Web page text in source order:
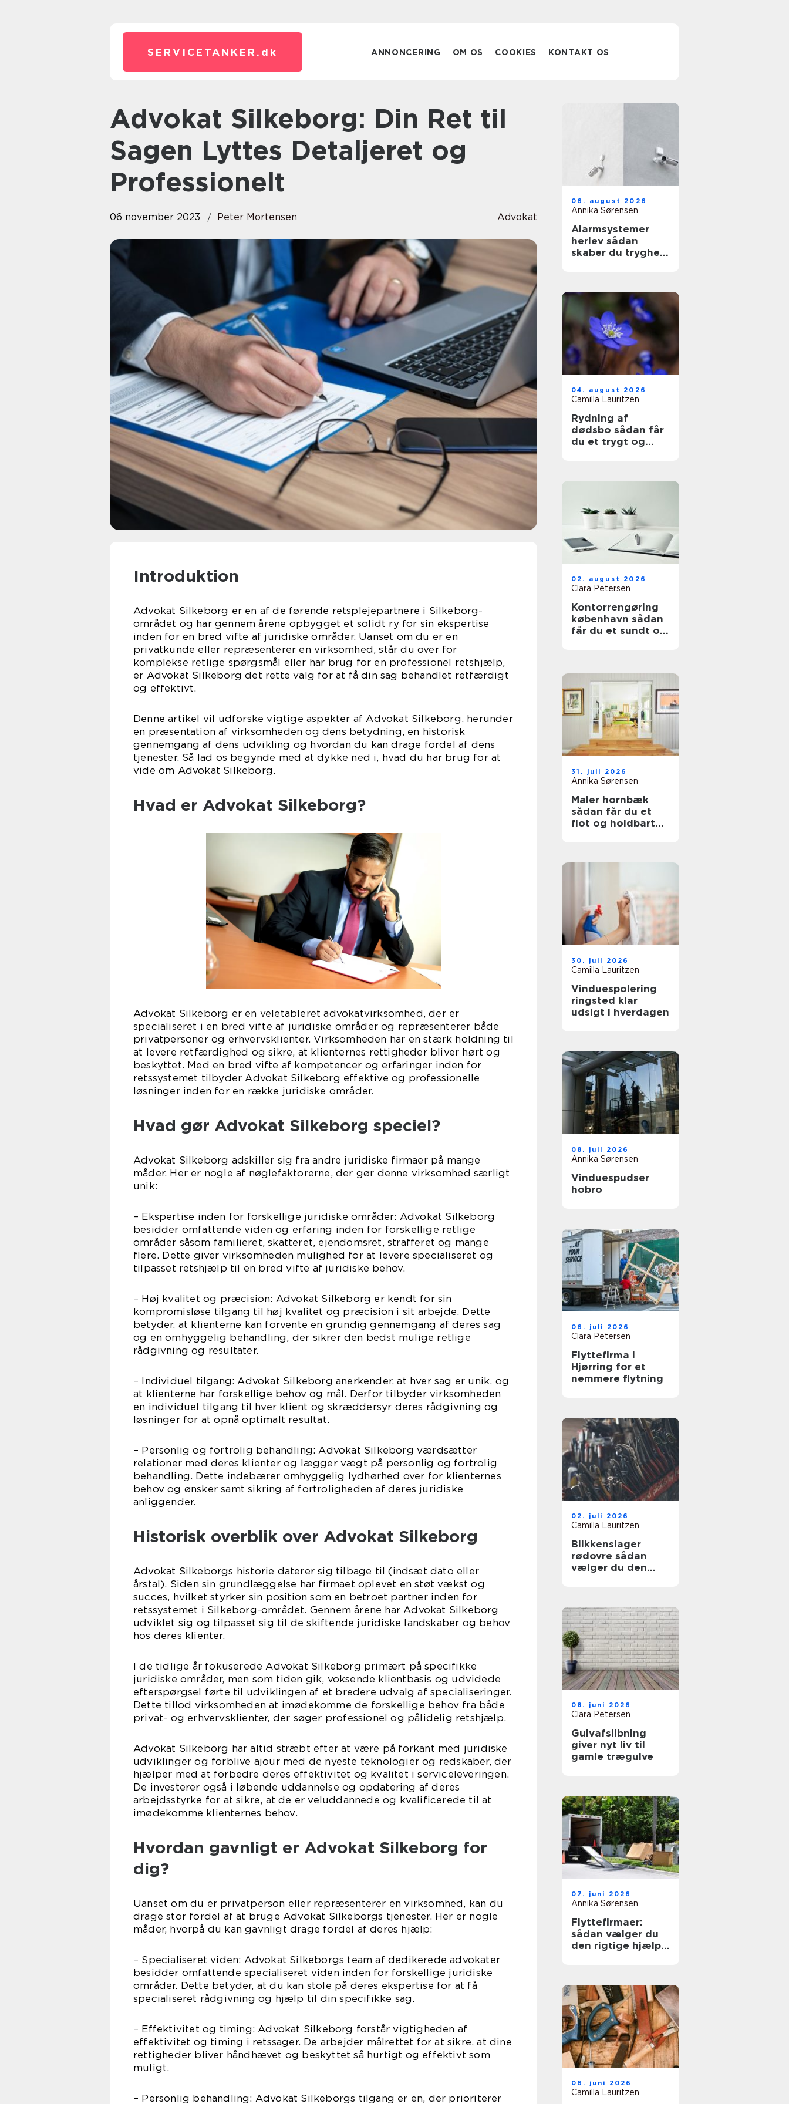
SERVICETANKER. dk ANNONCERING OM OS COOKIES KONTAKT OS
Advokat Silkeborg: Din Ret til
Sagen Lyttes Detaljeret og
Professionelt
06 november 2023 Peter Mortensen Advokat
Introduktion
Advokat Silkeborg er en af de førende retsplejepartnere i Silkeborg-
området og har gennem årene opbygget et solidt ry for sin ekspertise
inden for en bred vifte af juridiske områder. Uanset om du er en
privatkunde eller repræsenterer en virksomhed, står du over for
komplekse retlige spørgsmål eller har brug for en professionel retshjælp,
er Advokat Silkeborg det rette valg for at få din sag behandlet retfærdigt
og effektivt.
Denne artikel vil udforske vigtige aspekter af Advokat Silkeborg, herunder
en præsentation af virksomheden og dens betydning, en historisk
gennemgang af dens udvikling og hvordan du kan drage fordel af dens
tjenester. Så lad os begynde med at dykke ned i, hvad du har brug for at
vide om Advokat Silkeborg.
Hvad er Advokat Silkeborg?
Advokat Silkeborg er en veletableret advokatvirksomhed, der er
specialiseret i en bred vifte af juridiske områder og repræsenterer både
privatpersoner og erhvervsklienter. Virksomheden har en stærk holdning til
at levere retfærdighed og sikre, at klienternes rettigheder bliver hørt og
beskyttet. Med en bred vifte af kompetencer og erfaringer inden for
retssystemet tilbyder Advokat Silkeborg effektive og professionelle
løsninger inden for en række juridiske områder.
Hvad gør Advokat Silkeborg speciel?
Advokat Silkeborg adskiller sig fra andre juridiske firmaer på mange
måder. Her er nogle af nøglefaktorerne, der gør denne virksomhed særligt
unik:
– Ekspertise inden for forskellige juridiske områder: Advokat Silkeborg
besidder omfattende viden og erfaring inden for forskellige retlige
områder såsom familieret, skatteret, ejendomsret, strafferet og mange
flere. Dette giver virksomheden mulighed for at levere specialiseret og
tilpasset retshjælp til en bred vifte af juridiske behov.
– Høj kvalitet og præcision: Advokat Silkeborg er kendt for sin
kompromisløse tilgang til høj kvalitet og præcision i sit arbejde. Dette
betyder, at klienterne kan forvente en grundig gennemgang af deres sag
og en omhyggelig behandling, der sikrer den bedst mulige retlige
rådgivning og resultater.
– Individuel tilgang: Advokat Silkeborg anerkender, at hver sag er unik, og
at klienterne har forskellige behov og mål. Derfor tilbyder virksomheden
en individuel tilgang til hver klient og skræddersyr deres rådgivning og
løsninger for at opnå optimalt resultat.
– Personlig og fortrolig behandling: Advokat Silkeborg værdsætter
relationer med deres klienter og lægger vægt på personlig og fortrolig
behandling. Dette indebærer omhyggelig lydhørhed over for klienternes
behov og ønsker samt sikring af fortroligheden af deres juridiske
anliggender.
Historisk overblik over Advokat Silkeborg
Advokat Silkeborgs historie daterer sig tilbage til (indsæt dato eller
årstal). Siden sin grundlæggelse har firmaet oplevet en støt vækst og
succes, hvilket styrker sin position som en betroet partner inden for
retssystemet i Silkeborg-området. Gennem årene har Advokat Silkeborg
udviklet sig og tilpasset sig til de skiftende juridiske landskaber og behov
hos deres klienter.
I de tidlige år fokuserede Advokat Silkeborg primært på specifikke
juridiske områder, men som tiden gik, voksende klientbasis og udvidede
efterspørgsel førte til udviklingen af et bredere udvalg af specialiseringer.
Dette tillod virksomheden at imødekomme de forskellige behov fra både
privat- og erhvervsklienter, der søger professionel og pålidelig retshjælp.
Advokat Silkeborg har altid stræbt efter at være på forkant med juridiske
udviklinger og forblive ajour med de nyeste teknologier og redskaber, der
hjælper med at forbedre deres effektivitet og kvalitet i serviceleveringen.
De investerer også i løbende uddannelse og opdatering af deres
arbejdsstyrke for at sikre, at de er veluddannede og kvalificerede til at
imødekomme klienternes behov.
Hvordan gavnligt er Advokat Silkeborg for
dig?
Uanset om du er privatperson eller repræsenterer en virksomhed, kan du
drage stor fordel af at bruge Advokat Silkeborgs tjenester. Her er nogle
måder, hvorpå du kan gavnligt drage fordel af deres hjælp:
– Specialiseret viden: Advokat Silkeborgs team af dedikerede advokater
besidder omfattende specialiseret viden inden for forskellige juridiske
områder. Dette betyder, at du kan stole på deres ekspertise for at få
specialiseret rådgivning og hjælp til din specifikke sag.
– Effektivitet og timing: Advokat Silkeborg forstår vigtigheden af
effektivitet og timing i retssager. De arbejder målrettet for at sikre, at dine
rettigheder bliver håndhævet og beskyttet så hurtigt og effektivt som
muligt.
– Personlig behandling: Advokat Silkeborgs tilgang er en, der prioriterer
06. august 2026
Annika Sørensen
Alarmsystemer
herlev sådan
skaber du tryghed
04. august 2026
Camilla Lauritzen
Rydning af
dødsbo sådan får
du et trygt og
02. august 2026
Clara Petersen
Kontorrengøring
københavn sådan
får du et sundt og
31. juli 2026
Annika Sørensen
Maler hornbæk
sådan får du et
flot og holdbart
30. juli 2026
Camilla Lauritzen
Vinduespolering
ringsted klar
udsigt i hverdagen
08. juli 2026
Annika Sørensen
Vinduespudser
hobro
06. juli 2026
Clara Petersen
Flyttefirma i
Hjørring for et
nemmere flytning
02. juli 2026
Camilla Lauritzen
Blikkenslager
rødovre sådan
vælger du den
08. juni 2026
Clara Petersen
Gulvafslibning
giver nyt liv til
gamle trægulve
07. juni 2026
Annika Sørensen
Flyttefirmaer:
sådan vælger du
den rigtige hjælp
06. juni 2026
Camilla Lauritzen